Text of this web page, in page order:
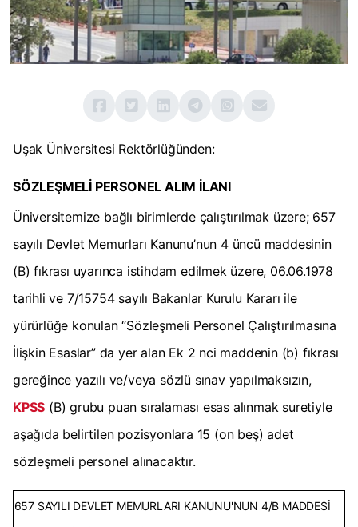
Uşak Üniversitesi Rektörlüğünden:
SÖZLEŞMELİ PERSONEL ALIM İLANI
Üniversitemize bağlı birimlerde çalıştırılmak üzere; 657
sayılı Devlet Memurları Kanunu’nun 4 üncü maddesinin
(B) fıkrası uyarınca istihdam edilmek üzere, 06.06.1978
tarihli ve 7/15754 sayılı Bakanlar Kurulu Kararı ile
yürürlüğe konulan “Sözleşmeli Personel Çalıştırılmasına
İlişkin Esaslar” da yer alan Ek 2 nci maddenin (b) fıkrası
gereğince yazılı ve/veya sözlü sınav yapılmaksızın,
KPSS (B) grubu puan sıralaması esas alınmak suretiyle
aşağıda belirtilen pozisyonlara 15 (on beş) adet
sözleşmeli personel alınacaktır.
657 SAYILI DEVLET MEMURLARI KANUNU'NUN 4/B MADDESİ